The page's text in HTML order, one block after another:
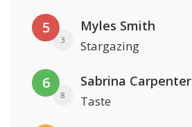
5
3
Myles Smith
Stargazing
6
8
Sabrina Carpenter
Taste